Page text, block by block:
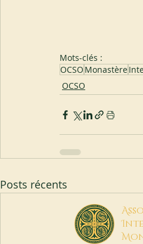
Mots-clés :
OCSO Monastère
OCSO
Posts récents
A
I
M